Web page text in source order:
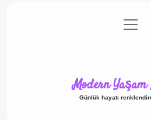
Gizlilik Politikası
menüyü
aç
Modern
Günlük hayatı